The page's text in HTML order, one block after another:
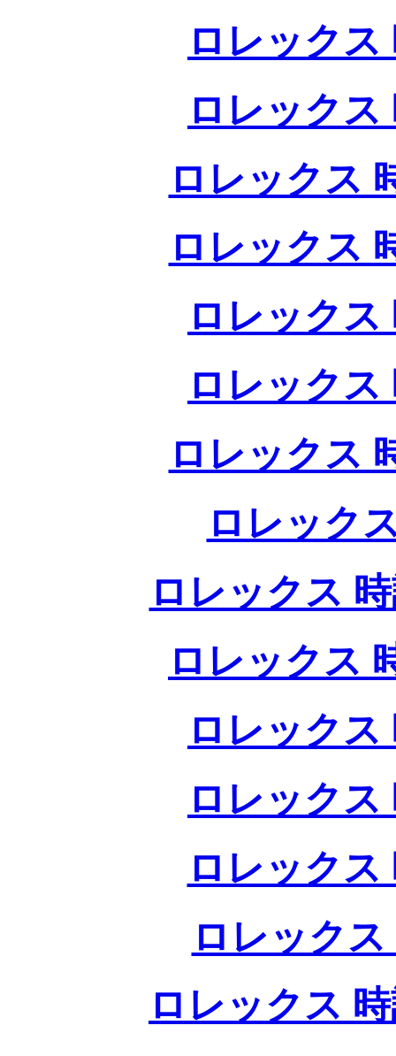
ロレックス
ロレックス
ロレックス
ロレックス
ロレックス
ロレックス
ロレックス
ロレック
ロレックス
ロレックス
ロレックス
ロレックス
ロレックス
ロレック
ロレックス